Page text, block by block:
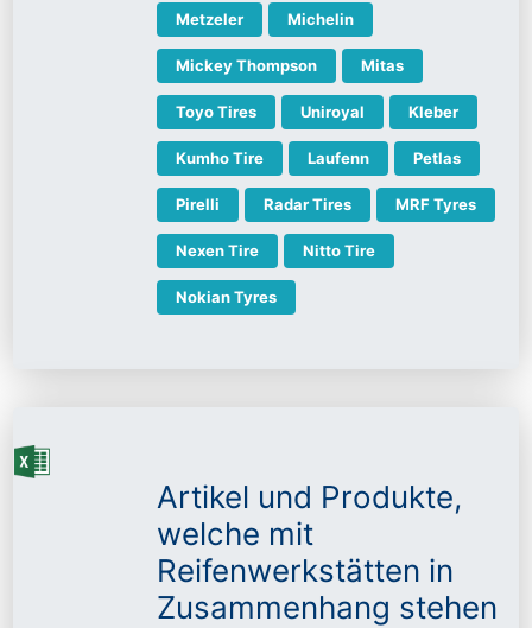
Metzeler Michelin
Mickey Thompson Mitas
Toyo Tires Uniroyal Kleber
Kumho Tire Laufenn Petlas
Pirelli Radar Tires MRF Tyres
Nexen Tire Nitto Tire
Nokian Tyres
Artikel und Produkte,
welche mit
Reifenwerkstätten in
Zusammenhang stehen